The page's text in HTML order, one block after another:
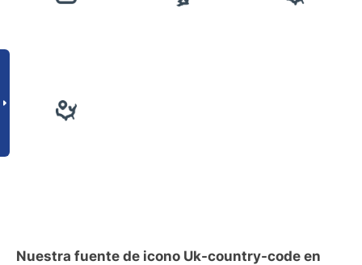
Nuestra fuente de icono Uk-country-code en